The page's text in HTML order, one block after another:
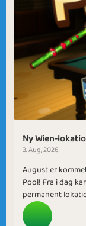
Ny Wien-
3. Aug, 2026
August er
Pool! Fra i dag
permanent